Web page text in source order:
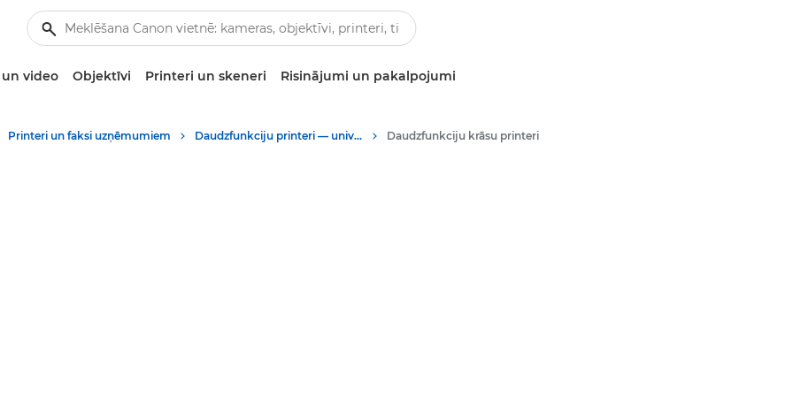
video Objektīvi Printeri un skeneri Risinājumi un pakalpojumi
Printeri un faksi uzņēmumiem Daudzfunkciju printeri — universāli printeri Daudzfunkciju krāsu printeri